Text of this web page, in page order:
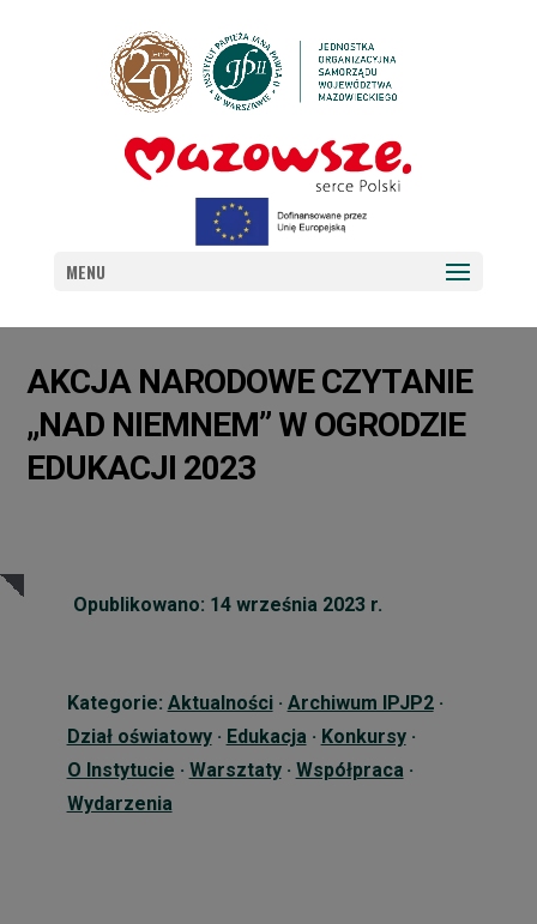
MENU
AKCJA NARODOWE CZYTANIE
„NAD NIEMNEM” W OGRODZIE
EDUKACJI 2023
Opublikowano: 14 września 2023 r.
Kategorie: Aktualności· Archiwum IPJP2·
Dział oświatowy· Edukacja · Konkursy·
O Instytucie · Warsztaty· Współpraca ·
Wydarzenia